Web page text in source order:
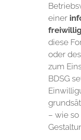
einer
diese
oder
zum
BDSG
– wie